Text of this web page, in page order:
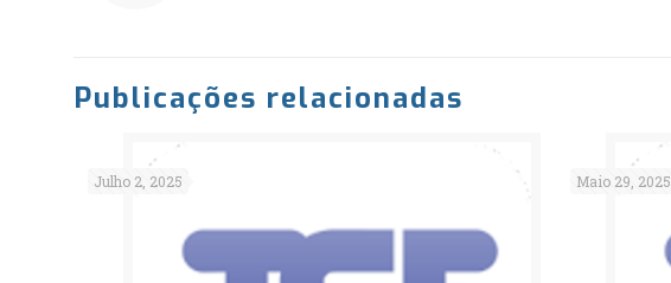
Publicações relacionadas
Julho 2, 2025 Maio 29, 2025